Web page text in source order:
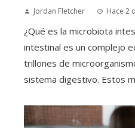
Jordan Fletcher Hace 2
¿Qué es la microbiota
intestinal es un complejo
trillones de
sistema digestivo. Estos